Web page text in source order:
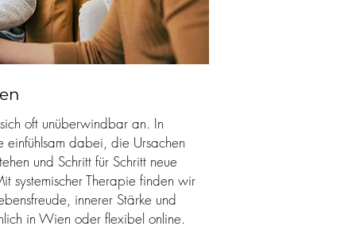
oft unüberwindbar an. In
einfühlsam dabei, die Ursachen
und Schritt für Schritt neue
systemischer Therapie finden wir
innerer Stärke und
in Wien oder flexibel online.